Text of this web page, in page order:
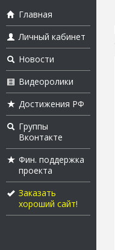
Главная
Личный кабинет
Новости
Видеоролики
Достижения РФ
Группы
Вконтакте
Фин. поддержка
проекта
Заказать
хороший сайт!